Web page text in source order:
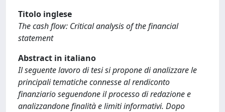
Titolo inglese
The cash flow: Critical analysis of the financial
statement
Abstract in italiano
Il seguente lavoro di tesi si propone di analizzare le
principali tematiche connesse al rendiconto
finanziario seguendone il processo di redazione e
analizzandone finalità e limiti informativi. Dopo